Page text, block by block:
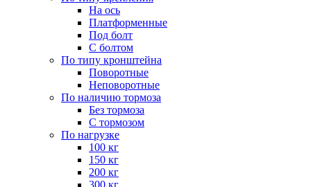
На ось
Платформенные
Под болт
С болтом
По типу кронштейна
Поворотные
Неповоротные
По наличию тормоза
Без тормоза
С тормозом
По нагрузке
100 кг
150 кг
200 кг
300 кг